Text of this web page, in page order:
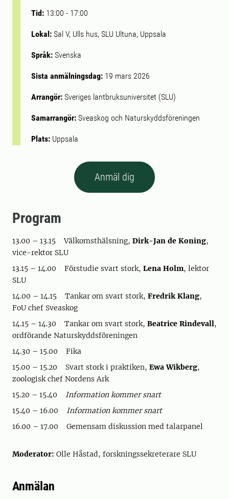
Tid: 13:00 - 17:00
Lokal: Sal V, Ulls hus, SLU Ultuna, Uppsala
Språk: Svenska
Sista anmälningsdag: 19 mars 2026
Arrangör: Sveriges lantbruksuniversitet (SLU)
Samarrangör: Sveaskog och Naturskyddsföreningen
Plats: Uppsala
Anmäl dig
Program
13.00 – 13.15 Välkomsthälsning, Dirk-Jan de Koning,
vice-rektor SLU
13.15 – 14.00 Förstudie svart stork, Lena Holm, lektor
SLU
14.00 – 14.15 Tankar om svart stork, Fredrik Klang,
FoU chef Sveaskog
14.15 – 14.30 Tankar om svart stork, Beatrice Rindevall,
ordförande Naturskyddsföreningen
14.30 – 15.00 Fika
15.00 – 15.20 Svart stork i praktiken, Ewa Wikberg,
zoologisk chef Nordens Ark
15.20 – 15.40 Information kommer snart
15.40 – 16.00 Information kommer snart
16.00 – 17.00 Gemensam diskussion med talarpanel
Moderator: Olle Håstad, forskningssekreterare SLU
Anmälan